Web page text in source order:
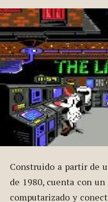
Construido a partir de
de 1980, cuenta con
computarizado y